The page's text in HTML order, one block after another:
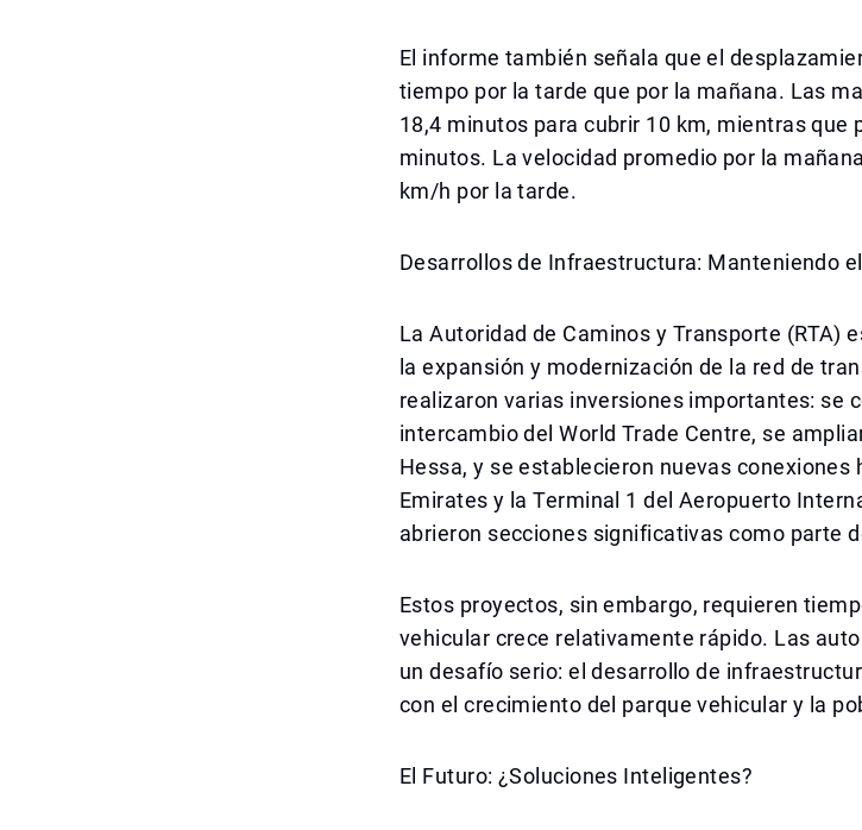
El informe también señala que el
tiempo por la tarde que por la mañana. Las
18,4 minutos para cubrir 10 km, mientras que
minutos. La velocidad promedio por la
km/h por la tarde.
Desarrollos de Infraestructura: Manteniendo
La Autoridad de Caminos y Transporte (RTA)
la expansión y modernización de la red de
realizaron varias inversiones importantes: se
intercambio del World Trade Centre, se
Hessa, y se establecieron nuevas
Emirates y la Terminal 1 del Aeropuerto
abrieron secciones significativas como parte
Estos proyectos, sin embargo, requieren
vehicular crece relativamente rápido. Las
un desafío serio: el desarrollo de
con el crecimiento del parque vehicular y la
El Futuro: ¿Soluciones Inteligentes?